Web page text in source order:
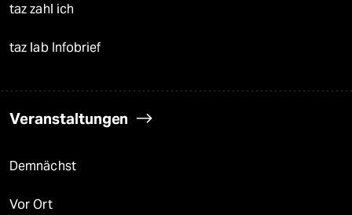
taz zahl ich
taz lab Infobrief
Veranstaltungen
Demnächst
Vor Ort